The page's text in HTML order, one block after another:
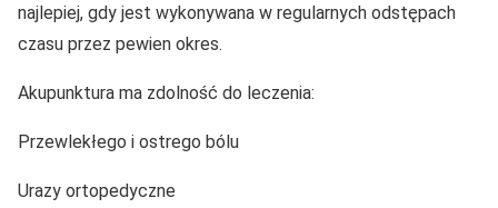
najlepiej, gdy jest wykonywana w regularnych odstępach
czasu przez pewien okres.
Akupunktura ma zdolność do leczenia:
Przewlekłego i ostrego bólu
Urazy ortopedyczne